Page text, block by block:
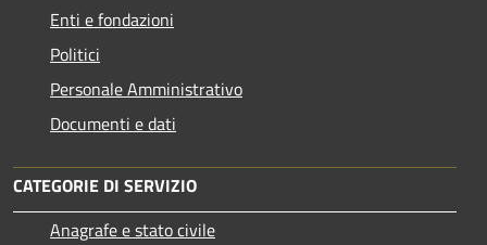
Enti e fondazioni
Politici
Personale Amministrativo
Documenti e dati
CATEGORIE DI SERVIZIO
Anagrafe e stato civile